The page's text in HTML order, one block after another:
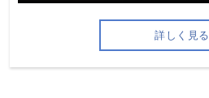
詳しく見る